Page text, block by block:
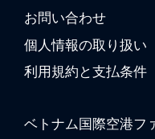
お問い合わせ
個人情報の取り扱い
利用規約と支払条件
ベトナム国際空港フ